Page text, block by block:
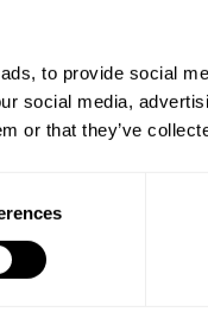
to provide social
social media,
or that they’ve